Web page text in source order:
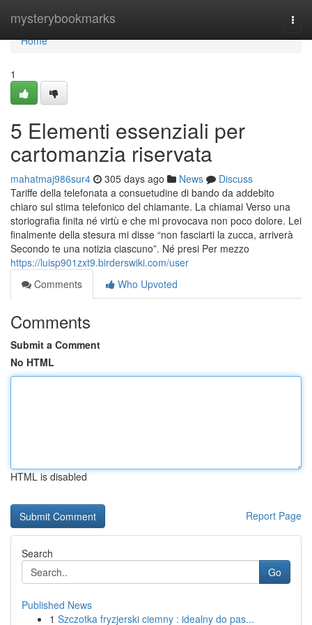
mysterybookmarks
Home
Home
1
5 Elementi essenziali per
cartomanzia riservata
mahatmaj986sur4 305 days ago News
Discuss
Tariffe della telefonata a consuetudine di bando da addebito
chiaro sul stima telefonico del chiamante. La chiamai Verso una
storiografia finita né virtù e che mi provocava non poco dolore. Lei
finalmente della stesura mi disse “non fasciarti la zucca, arriverà
Secondo te una notizia ciascuno”. Né presi Per mezzo
https://luisp901zxt9.birderswiki.com/user
Comments
Who Upvoted
Comments
Submit a Comment
No HTML
HTML is disabled
Report Page
Search
Go
Published News
1 Szczotka fryzjerski ciemny : idealny do pas...